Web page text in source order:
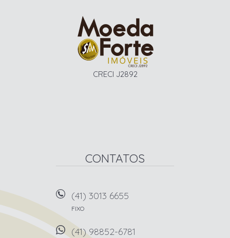
CRECI J2892
CONTATOS
(41) 3013 6655
FIXO
(41) 98852-6781